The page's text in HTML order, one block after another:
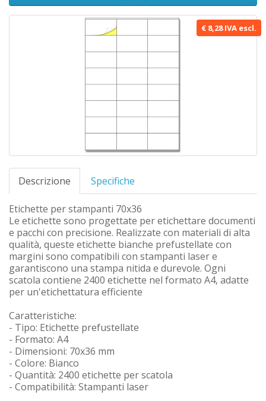
€ 8,28 IVA escl.
Descrizione Specifiche
Etichette per stampanti 70x36
Le etichette sono progettate per etichettare documenti
e pacchi con precisione. Realizzate con materiali di alta
qualità, queste etichette bianche prefustellate con
margini sono compatibili con stampanti laser e
garantiscono una stampa nitida e durevole. Ogni
scatola contiene 2400 etichette nel formato A4, adatte
per un'etichettatura efficiente
Caratteristiche:
- Tipo: Etichette prefustellate
- Formato: A4
- Dimensioni: 70x36 mm
- Colore: Bianco
- Quantità: 2400 etichette per scatola
- Compatibilità: Stampanti laser